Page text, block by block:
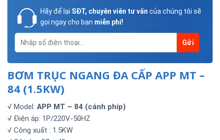
Hãy để lại SĐT, chuyên viên tư vấn của chúng tôi sẽ
gọi ngay cho bạn miễn phí!
BƠM TRỤC NGANG ĐA CẤP APP MT –
84 (1.5KW)
√ Model: APP MT – 84 (cánh phíp)
√ Điện áp: 1P/220V-50HZ
√ Công xuất : 1.5KW